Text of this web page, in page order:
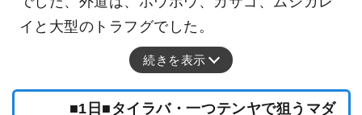
イと大型のトラフグでした。
続きを表示
■1日■タイラバ・一つテンヤで狙うマダ